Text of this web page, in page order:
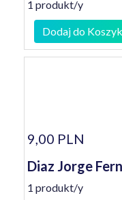
1 produkt/y
Dodaj do
9,00 PLN
Diaz Jorge
1 produkt/y